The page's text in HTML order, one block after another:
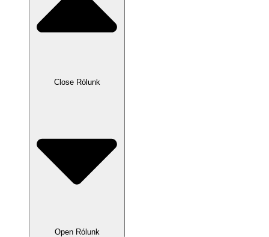
Close Rólunk
Open Rólunk